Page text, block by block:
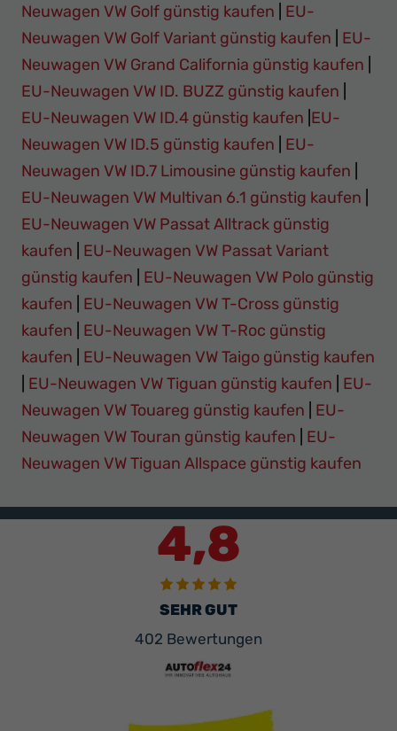
Neuwagen VW Golf günstig kaufen
EU-
Neuwagen VW Golf Variant günstig kaufen
EU-
Neuwagen VW Grand California günstig kaufen
EU-Neuwagen VW ID. BUZZ günstig kaufen
EU-Neuwagen VW ID.4 günstig kaufen EU-
Neuwagen VW ID.5 günstig kaufen
EU-
Neuwagen VW ID.7 Limousine günstig kaufen
EU-Neuwagen VW Multivan 6.1 günstig kaufen
EU-Neuwagen VW Passat Alltrack günstig
kaufen
EU-Neuwagen VW Passat Variant
günstig kaufen
EU-Neuwagen VW Polo günstig
kaufen
EU-Neuwagen VW T-Cross günstig
kaufen
EU-Neuwagen VW T-Roc günstig
kaufen
EU-Neuwagen VW Taigo günstig kaufen
EU-Neuwagen VW Tiguan günstig kaufen
EU-
Neuwagen VW Touareg günstig kaufen
EU-
Neuwagen VW Touran günstig kaufen
EU-
Neuwagen VW Tiguan Allspace günstig kaufen
4,8
SEHR GUT
402 Bewertungen